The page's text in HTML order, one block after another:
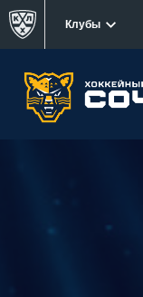
Клубы